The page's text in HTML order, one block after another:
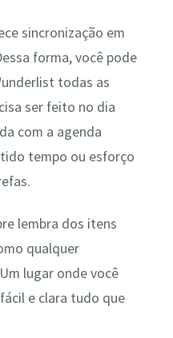
sincronização em
forma, você pode
todas as
ser feito no dia
com a agenda
tempo ou esforço
lembra dos itens
qualquer
lugar onde você
e clara tudo que